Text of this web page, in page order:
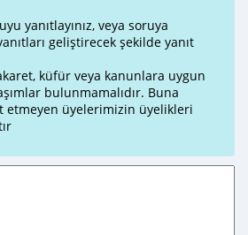
yanıtlayınız, veya soruya
geliştirecek şekilde yanıt
küfür veya kanunlara uygun
bulunmamalıdır. Buna
etmeyen üyelerimizin üyelikleri